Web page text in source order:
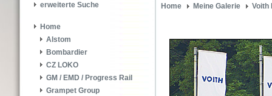
erweiterte Suche
Home
Alstom
Bombardier
CZ LOKO
GM / EMD / Progress Rail
Grampet Group
Home Meine Galerie Voith